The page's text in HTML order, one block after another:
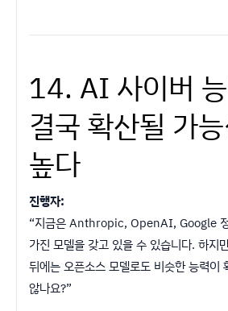
14. AI 사이버
결국 확산될 가
높다
진행자:
“지금은 Anthropic, OpenAI, Google
가진 모델을 갖고 있을 수 있습니다. 하지
뒤에는 오픈소스 모델로도 비슷한 능력이
않나요?”